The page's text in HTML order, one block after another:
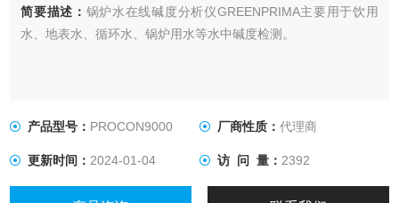
简要描述： 锅炉水在线碱度分析仪GREENPRIMA主要用于饮用
水、地表水、循环水、锅炉用水等水中碱度检测。
产品型号： PROCON9000 厂商性质： 代理商
更新时间：2024-01-04 访 问 量： 2392